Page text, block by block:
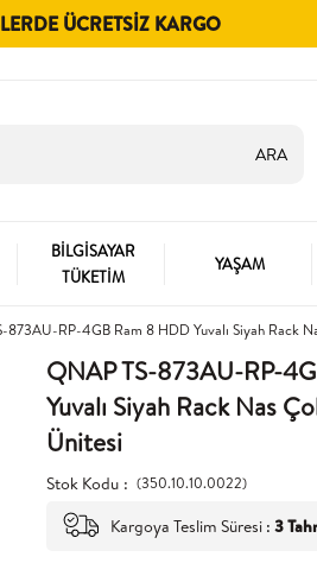
ÜCRETSIZ KARGO
BİLGİSAYAR
TÜKETİM
YAŞAM
873AU-RP-4GB Ram 8 HDD Yuvalı Siyah Rack
QNAP TS-873AU-RP-
Yuvalı Siyah Rack Nas
Ünitesi
Stok Kodu (350.10.10.0022)
Kargoya Teslim Süresi : 3